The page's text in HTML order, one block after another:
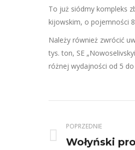
To już siódmy kompleks
kijowskim, o pojemności
Należy również zwrócić
tys. ton, SE
różnej wydajności od 5
POPRZEDNIE
Previous
Wołyński